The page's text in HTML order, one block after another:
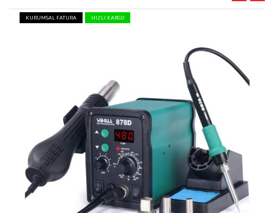
KURUMSAL FATURA HIZLI KARGO